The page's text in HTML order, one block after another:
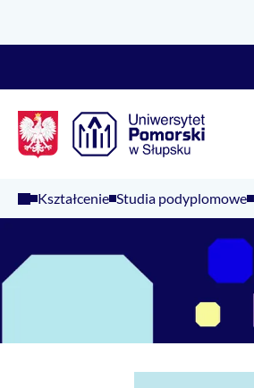
Kształcenie Studia podyplomowe